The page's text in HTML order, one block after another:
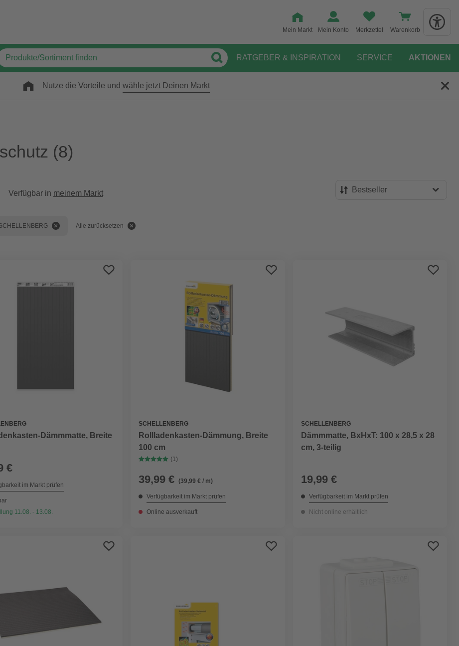
Mein Markt Mein Konto Merkzettel Warenkorb
RATGEBER & INSPIRATION SERVICE AKTIONEN
Nutze die Vorteile und wähle jetzt Deinen Markt
(8)
Verfügbar in meinem Markt Bestseller
Alle zurücksetzen
Dämmmatte, Breite
€
im Markt prüfen
11.08. - 13.08.
SCHELLENBERG
Rollladenkasten-Dämmung, Breite
100 cm
(1)
39,99 € (39,99 € / m)
Verfügbarkeit im Markt prüfen
Online ausverkauft
SCHELLENBERG
Dämmmatte, BxHxT: 100 x 28,5 x 28
cm, 3-teilig
19,99 €
Verfügbarkeit im Markt prüfen
Nicht online erhältlich